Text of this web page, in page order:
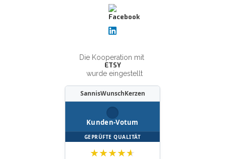
Die Kooperation mit
ETSY
wurde eingestellt
SannisWunschKerzen
Kunden-Votum
GEPRÜFTE QUALITÄT
★★★★★